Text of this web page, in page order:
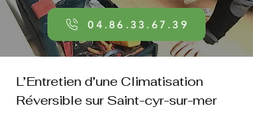
04.86.33.67.39
L’Entretien d’une Climatisation
Réversible sur Saint-cyr-sur-mer